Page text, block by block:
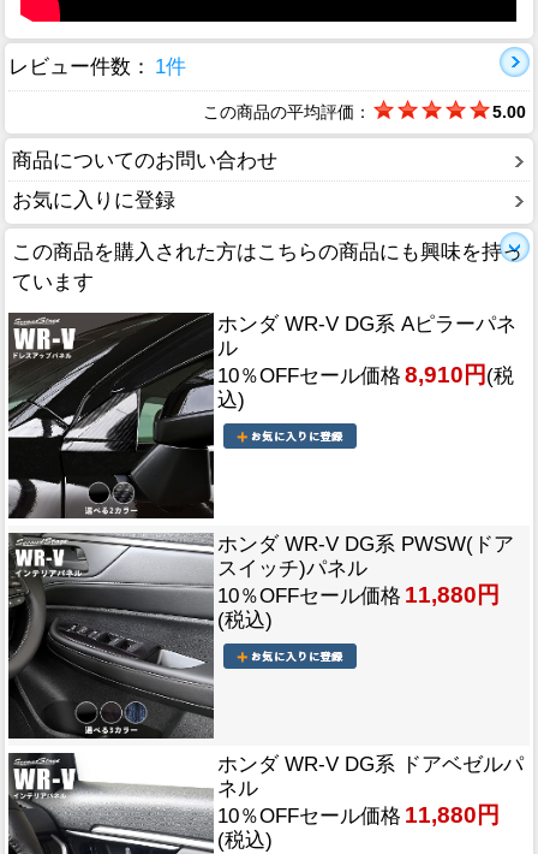
レビュー件数： 1件
この商品の平均評価： 5.00
商品についてのお問い合わせ
お気に入りに登録
この商品を購入された方はこちらの商品にも興味を持っ
ています
ホンダ WR-V DG系 Aピラーパネ
ル
10％OFFセール価格 8,910円 (税
込)
ホンダ WR-V DG系 PWSW(ドア
スイッチ)パネル
10％OFFセール価格 11,880円
(税込)
ホンダ WR-V DG系 ドアベゼルパ
ネル
10％OFFセール価格 11,880円
(税込)